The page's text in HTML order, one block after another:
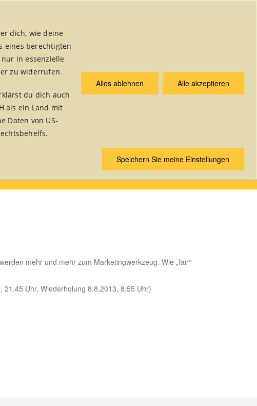
dich, wie deine
eines berechtigten
in essenzielle
zu widerrufen.
du dich auch
als ein Land mit
Daten von US-
Alles ablehnen Alle akzeptieren
Speichern Sie meine Einstellungen
Presse & Publikationen
Weltladen Alsdorf / fairer Handel
mehr und mehr zum Marketingwerkzeug. Wie „fair“
Uhr, Wiederholung 8.8.2013, 8.55 Uhr)